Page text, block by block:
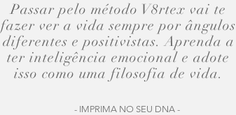
Passar pelo método V8rtex vai te
fazer ver a vida sempre por ângulos
diferentes e positivistas. Aprenda a
ter inteligência emocional e adote
isso como uma filosofia de vida.
- IMPRIMA NO SEU DNA -